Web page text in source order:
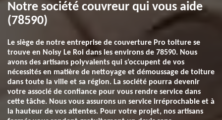
Notre société couvreur qui vous aide
(78590)
Le siège de notre entreprise de couverture Pro toiture se
trouve en Noisy Le Roi dans les environs de 78590. Nous
avons des artisans polyvalents qui s’occupent de vos
nécessités en matière de nettoyage et démoussage de toiture
dans toute la ville et sa région. La société pourra devenir
votre associé de confiance pour vous rendre service dans
cette tâche. Nous vous assurons un service irréprochable et à
la hauteur de vos attentes. Pour votre projet, nos artisans